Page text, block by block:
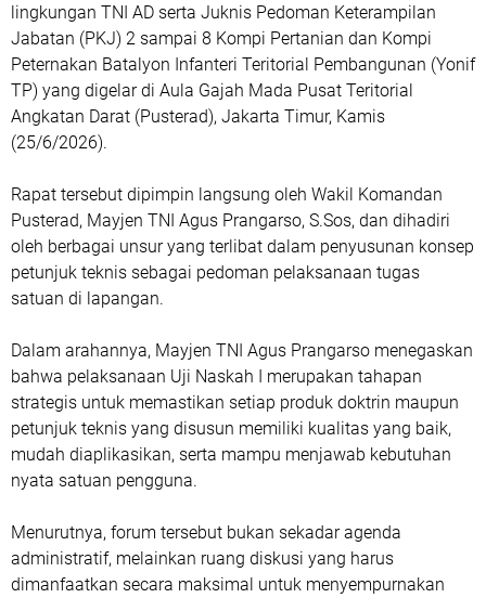
lingkungan TNI AD serta Juknis Pedoman Keterampilan
Jabatan (PKJ) 2 sampai 8 Kompi Pertanian dan Kompi
Peternakan Batalyon Infanteri Teritorial Pembangunan (Yonif
TP) yang digelar di Aula Gajah Mada Pusat Teritorial
Angkatan Darat (Pusterad), Jakarta Timur, Kamis
(25/6/2026).
Rapat tersebut dipimpin langsung oleh Wakil Komandan
Pusterad, Mayjen TNI Agus Prangarso, S.Sos, dan dihadiri
oleh berbagai unsur yang terlibat dalam penyusunan konsep
petunjuk teknis sebagai pedoman pelaksanaan tugas
satuan di lapangan.
Dalam arahannya, Mayjen TNI Agus Prangarso menegaskan
bahwa pelaksanaan Uji Naskah I merupakan tahapan
strategis untuk memastikan setiap produk doktrin maupun
petunjuk teknis yang disusun memiliki kualitas yang baik,
mudah diaplikasikan, serta mampu menjawab kebutuhan
nyata satuan pengguna.
Menurutnya, forum tersebut bukan sekadar agenda
administratif, melainkan ruang diskusi yang harus
dimanfaatkan secara maksimal untuk menyempurnakan